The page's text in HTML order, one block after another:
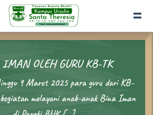
OLEH GURU KB-TK
9 Maret 2025 para guru dari KB-
melayani anak-anak Bina Iman